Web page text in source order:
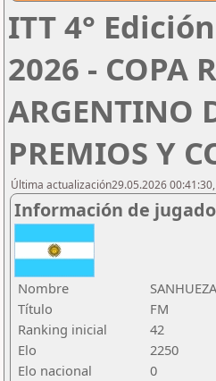
ITT 4°
2026 - COPA
ARGENTINO
PREMIOS Y
Última actualización29.05.2026
Información de
Nombre
Título
FM
Ranking inicial
42
Elo
2250
Elo nacional
0